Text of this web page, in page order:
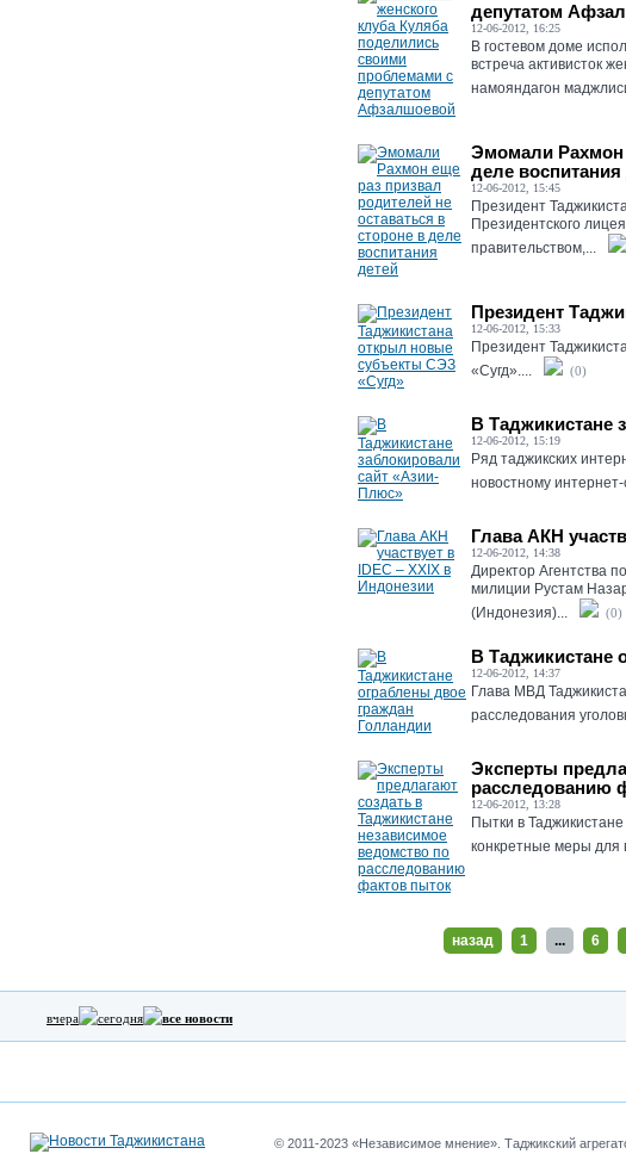
депутатом
12-06-2012, 16:25
В гостевом доме
встреча активисток
намояндагон
Эмомали Рахмон
деле воспитания
12-06-2012, 15:45
Президент
Президентского
правительством,...
Президент
12-06-2012, 15:33
Президент
«Сугд»....
(0)
В Таджикистане
12-06-2012, 15:19
Ряд таджикских
новостному
Глава АКН
12-06-2012, 14:38
Директор Агентства
милиции Рустам
(Индонезия)...
(0)
В Таджикистане
12-06-2012, 14:37
Глава МВД
расследования
Эксперты
расследованию
12-06-2012, 13:28
Пытки в
конкретные меры для
назад 1 ... 6
вчера сегодня все новости
© 2011-2023 «Независимое мнение». Таджикский